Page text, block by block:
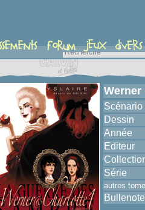
Werner
Scénario
Dessin
Année
Editeur
Série
autres
Bullenote